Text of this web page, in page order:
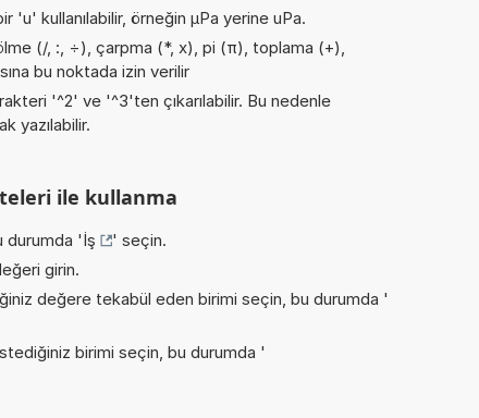
kullanılabilir, örneğin µPa yerine uPa.
(/, :, ÷), çarpma (*, x), pi (π), toplama (+),
bu noktada izin verilir
'^2' ve '^3'ten çıkarılabilir. Bu nedenle
yazılabilir.
ile kullanma
durumda 'İş
' seçin.
girin.
değere tekabül eden birimi seçin, bu durumda '
birimi seçin, bu durumda '